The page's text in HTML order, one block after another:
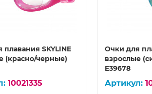
SKYLINE
(красно/черные)
10021335
Очки для
взрослые
E39678